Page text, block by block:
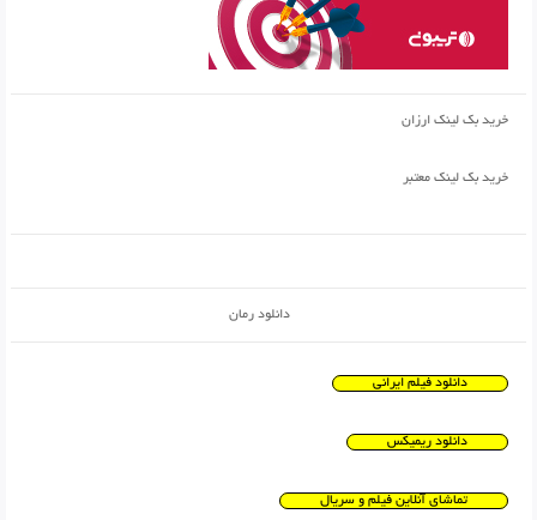
خرید بک لینک ارزان
خرید بک لینک معتبر
دانلود رمان
دانلود فیلم ایرانی
دانلود ریمیکس
تماشای آنلاین فیلم و سریال